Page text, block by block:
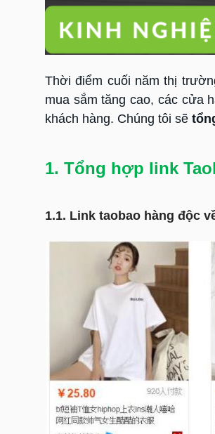
Thời điểm cuối năm thị
mua sắm tăng cao, các cửa
khách hàng. Chúng tôi sẽ
1. Tổng hợp link
1.1. Link taobao hàng độc